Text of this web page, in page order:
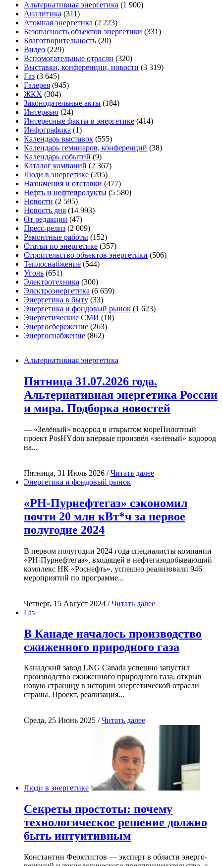
Альтернативная энергетика (1 900)
Аналитика (311)
Атомная энергетика (2 223)
Безопасность объектов энергетики (331)
Благотворительность (20)
Видео (229)
Вспомогательные отрасли (320)
Выставки, конференции, новости (3 319)
Газ (3 645)
Галерея (945)
ЖКХ (304)
Законодательные акты (184)
Интервью (24)
Интересные факты в энергетике (414)
Инфографика (1)
Календарь выставок (555)
Календарь семинаров, конференций (38)
Календарь событий (9)
Каталог компаний (2 367)
Люди в энергетике (205)
Назначения и отставки (477)
Нефть и нефтепродукты (5 580)
Новости (2 595)
Новость дня (14 993)
От редакции (47)
Пресс-релиз (2 009)
Ремонтные работы (152)
Статьи по энергетике (357)
Строительство объектов энергетики (506)
Теплоснабжение (544)
Уголь (651)
Электротехника (300)
Электроэнергетика (6 659)
Энергетика в быту (33)
Энергетика и фондовый рынок (1 623)
Энергетические СМИ (18)
Энергосбережение (263)
Энергоснабжение (862)
Альтернативная энергетика
Пятница 31.07.2026 года.
Альтернативная энергетика России
и мира. Подборка новостей
— «Зелёный» водород в открытом мореПилотный
проект PosHYdon впервые произвёл «зелёный» водород
на...
Пятница, 31 Июль 2026 /Читать далее
Энергетика и фондовый рынок
«РН-Пурнефтегаз» сэкономил
почти 20 млн кВт*ч за первое
полугодие 2024
В первом полугодии 2024 года специалисты компании
«РН-Пурнефтегаз», входящей в нефтегазодобывающий
комплекс НК «Роснефть», успешно реализовали 946
мероприятий по программе...
Четверг, 15 Август 2024 /Читать далее
Газ
В Канаде началось производство
сжиженного природного газа
Канадский завод LNG Canada успешно запустил
производство сжиженного природного газа, открыв
новую страницу в истории энергетической отрасли
страны. Проект, реализация...
Среда, 25 Июнь 2025 /Читать далее
Люди в энергетике
Секреты простоты: почему
технологическое решение должно
быть интуитивным
Константин Феоктистов — эксперт в области энерго-